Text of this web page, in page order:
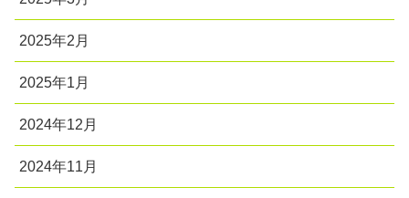
2025年2月
2025年1月
2024年12月
2024年11月